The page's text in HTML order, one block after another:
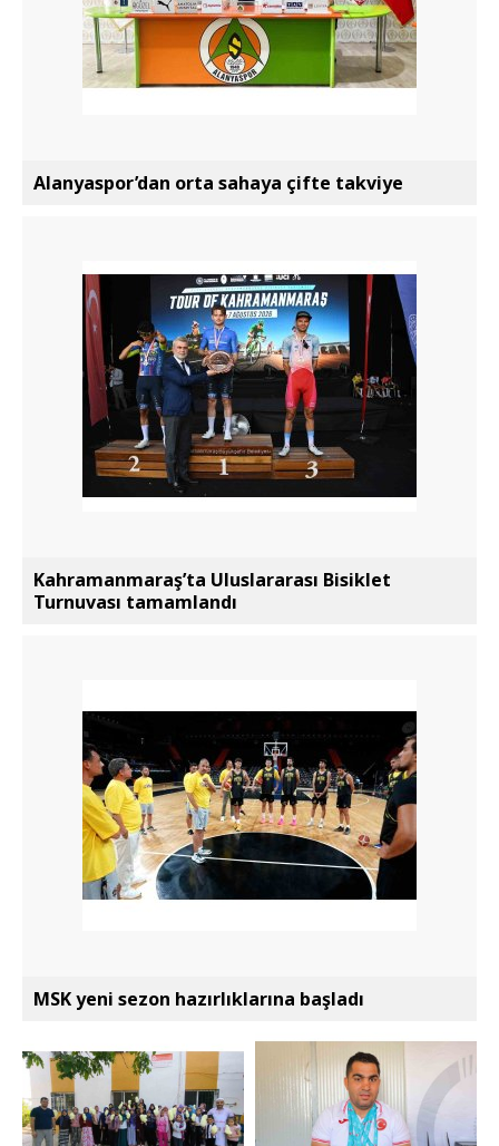
Alanyaspor’dan orta sahaya çifte takviye
Kahramanmaraş’ta Uluslararası Bisiklet
Turnuvası tamamlandı
MSK yeni sezon hazırlıklarına başladı